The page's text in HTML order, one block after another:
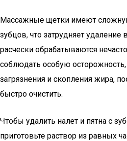
Массажные щетки имеют
зубцов, что затрудняет удаление
расчески обрабатываются
соблюдать особую
загрязнения и скопления жира,
быстро очистить.
Чтобы удалить налет и пятна с
приготовьте раствор из равных